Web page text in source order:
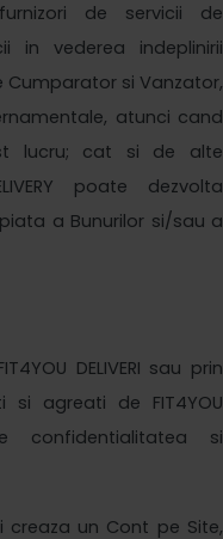
de servicii de
in vederea indeplinirii
si Vanzator,
atunci cand
lucru; cat si de alte
poate dezvolta
a Bunurilor si/sau a
DELIVERI sau prin
si agreati de FIT4YOU
confidentialitatea si
creaza un Cont pe Site,